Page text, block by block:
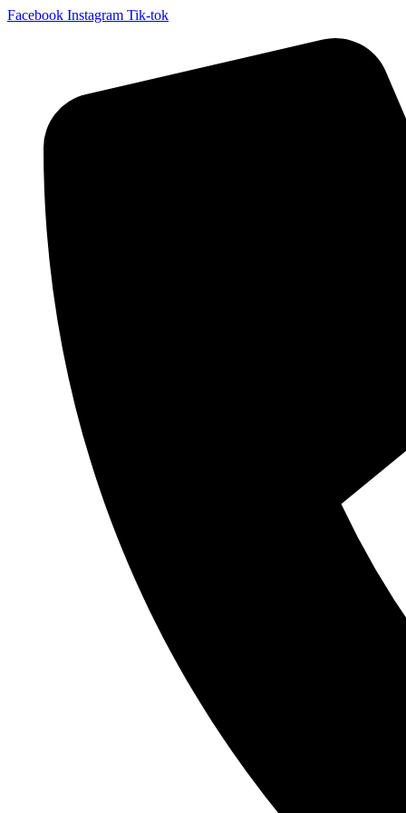
Facebook Instagram Tik-tok